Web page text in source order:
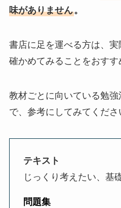
味がありません。
書店に足を運べる方は、
確かめてみることをおすす
教材ごとに向いている勉
で、参考にしてみてくださ
テキスト
じっくり考えたい、基
問題集